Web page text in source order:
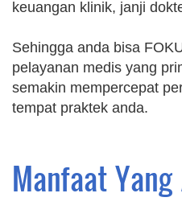
keuangan klinik, janji
Sehingga anda bisa
pelayanan medis yang
semakin mempercepat
tempat praktek anda.
Manfaat